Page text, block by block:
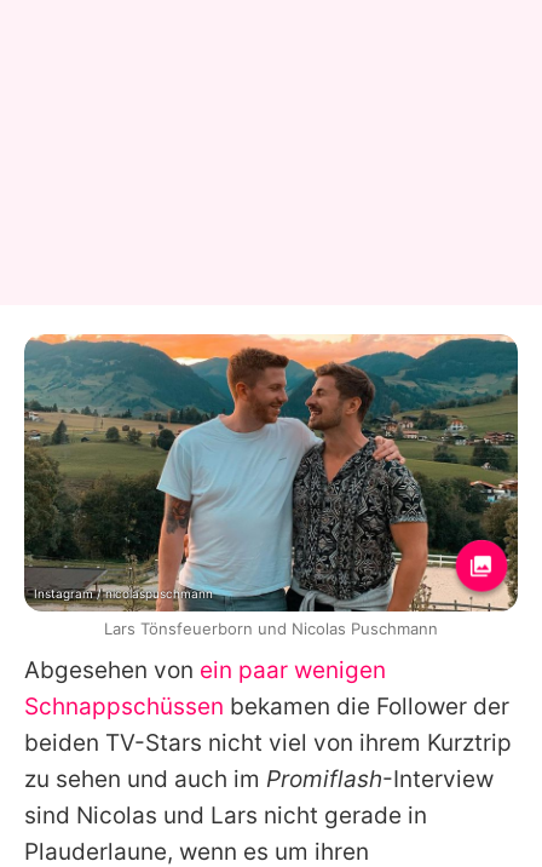
Abgesehen von ein paar wenigen
Schnappschüssen bekamen die Follower der
beiden TV-Stars nicht viel von ihrem Kurztrip
zu sehen und auch im Promiflash-Interview
sind Nicolas und Lars nicht gerade in
Plauderlaune, wenn es um ihren
Instagram / nicolaspuschmann
Lars Tönsfeuerborn und Nicolas Puschmann